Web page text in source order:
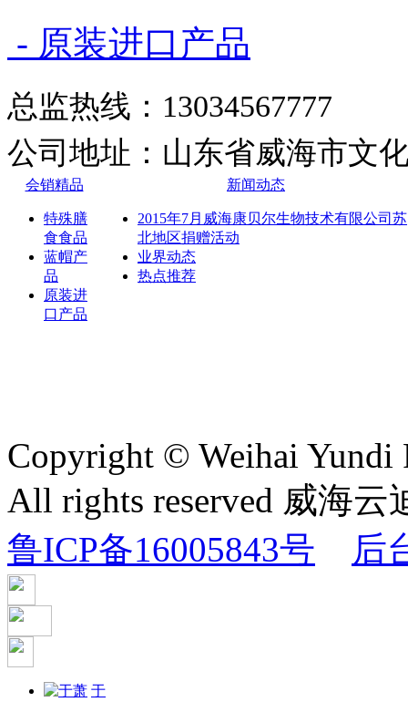
- 原装进口产品
总监热线：13034567777
公司地址：山东省威海市文
会销精品
特殊膳
食食品
蓝帽产
品
原装进
口产品
新闻动态
2015年7月威海康贝尔生物技术有限公司苏
北地区捐赠活动
业界动态
热点推荐
Copyright © Weihai Yundi
All rights reserved 威海
鲁ICP备16005843号
后
于